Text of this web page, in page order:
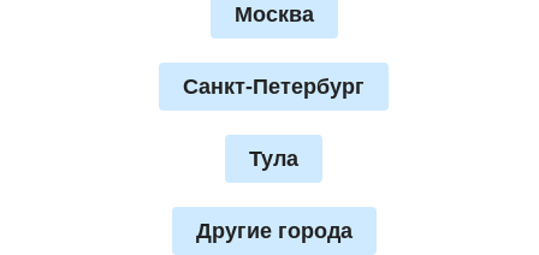
Москва
Санкт-Петербург
Тула
Другие города